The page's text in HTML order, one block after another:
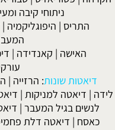
ניתוחי קיבה
התריס | היפוגליקמיה |
האישה | קאנדידה |
דיאטות שונות: הרזייה |
לידה | דיאטה למניקות |
לנשים בגיל המעבר |
כאסח | דיאטה דלת